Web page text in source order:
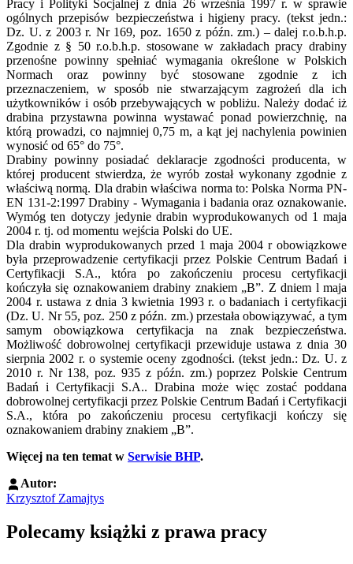
Pracy i Polityki Socjalnej z dnia 26 września 1997 r. w sprawie
ogólnych przepisów bezpieczeństwa i higieny pracy. (tekst jedn.:
Dz. U. z 2003 r. Nr 169, poz. 1650 z późn. zm.) – dalej r.o.b.h.p.
Zgodnie z § 50 r.o.b.h.p. stosowane w zakładach pracy drabiny
przenośne powinny spełniać wymagania określone w Polskich
Normach oraz powinny być stosowane zgodnie z ich
przeznaczeniem, w sposób nie stwarzającym zagrożeń dla ich
użytkowników i osób przebywających w pobliżu. Należy dodać iż
drabina przystawna powinna wystawać ponad powierzchnię, na
którą prowadzi, co najmniej 0,75 m, a kąt jej nachylenia powinien
wynosić od 65° do 75°.
Drabiny powinny posiadać deklaracje zgodności producenta, w
której producent stwierdza, że wyrób został wykonany zgodnie z
właściwą normą. Dla drabin właściwa norma to: Polska Norma PN-
EN 131-2:1997 Drabiny - Wymagania i badania oraz oznakowanie.
Wymóg ten dotyczy jedynie drabin wyprodukowanych od 1 maja
2004 r. tj. od momentu wejścia Polski do UE.
Dla drabin wyprodukowanych przed 1 maja 2004 r obowiązkowe
była przeprowadzenie certyfikacji przez Polskie Centrum Badań i
Certyfikacji S.A., która po zakończeniu procesu certyfikacji
kończyła się oznakowaniem drabiny znakiem „B”. Z dniem l maja
2004 r. ustawa z dnia 3 kwietnia 1993 r. o badaniach i certyfikacji
(Dz. U. Nr 55, poz. 250 z późn. zm.) przestała obowiązywać, a tym
samym obowiązkowa certyfikacja na znak bezpieczeństwa.
Możliwość dobrowolnej certyfikacji przewiduje ustawa z dnia 30
sierpnia 2002 r. o systemie oceny zgodności. (tekst jedn.: Dz. U. z
2010 r. Nr 138, poz. 935 z późn. zm.) poprzez Polskie Centrum
Badań i Certyfikacji S.A.. Drabina może więc zostać poddana
dobrowolnej certyfikacji przez Polskie Centrum Badań i Certyfikacji
S.A., która po zakończeniu procesu certyfikacji kończy się
oznakowaniem drabiny znakiem „B”.
Więcej na ten temat w Serwisie BHP.
Autor:
Krzysztof Zamajtys
Polecamy książki z prawa pracy